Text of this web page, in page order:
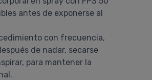
antes de exponerse al
con frecuencia,
de nadar, secarse
para mantener la